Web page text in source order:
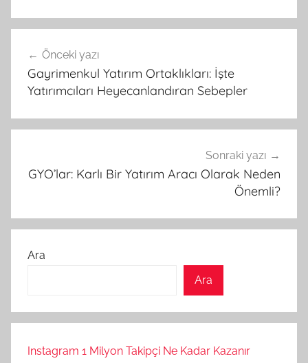
gezinmesi
Önceki yazı
Gayrimenkul Yatırım Ortaklıkları: İşte
Yatırımcıları Heyecanlandıran Sebepler
Sonraki yazı
GYO’lar: Karlı Bir Yatırım Aracı Olarak Neden
Önemli?
Ara
Ara
Instagram 1 Milyon Takipçi Ne Kadar Kazanır